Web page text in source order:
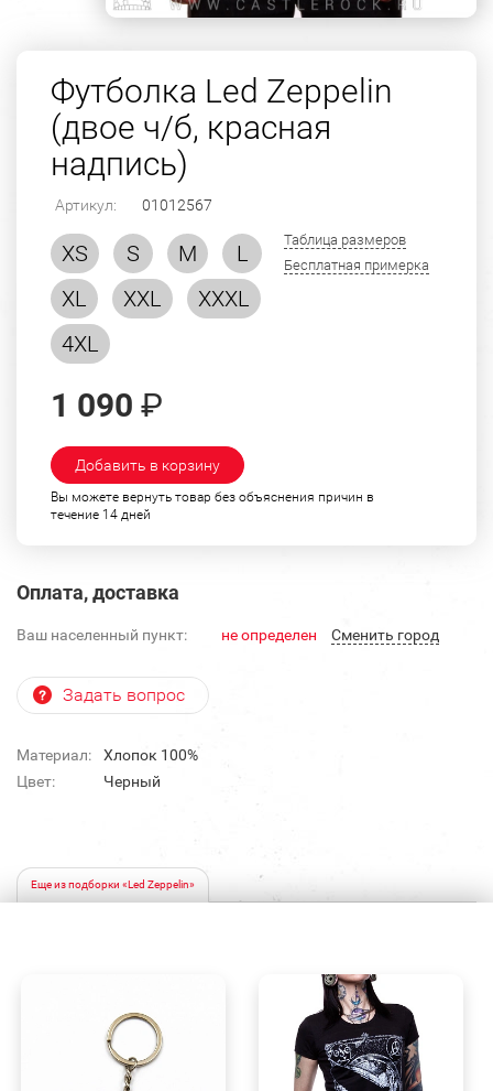
Футболка Led Zeppelin
(двое ч/б, красная
надпись)
Артикул: 01012567
XS S M
L
XL
XXL
XXXL
4XL
Таблица размеров
Бесплатная примерка
1 090 ₽
Добавить в корзину
Вы можете вернуть товар без объяснения причин в
течение 14 дней
Оплата, доставка
Ваш населенный пункт: не определен Cменить город
Задать вопрос
Материал:
Хлопок 100%
Цвет:
Черный
Еще из подборки «Led Zeppelin»